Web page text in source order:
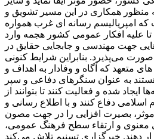
منظور همکاری در این مسیر تشویق و
که امپریالیسم رسانه ای غرب همواره
تا علیه افکار عمومی کشور هجمه وارد
جهت مهندسی و جابجایی حقایق در
می‌پذیرد. بنابراین شرایط کنونی
متعهد که آگاه و وفادار به اهداف و
به عنوان سنگرهای دفاعی و سپر
شده و فعالیت کنند تا بتوانند از
دفاع کنند و با اطلاع رسانی و
بصیرت افزایی را در جهت مصون
و ارتقاء سطح فرهنگ عمومی،
دهند. خبرگزاری تسنیم تلاش می‌کند